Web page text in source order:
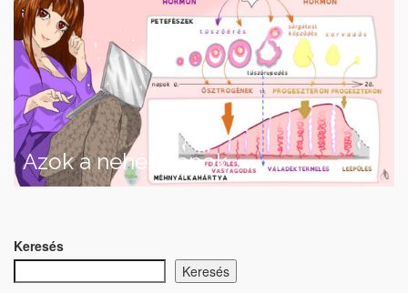
Azok a nehéz napok
Keresés
Keresés